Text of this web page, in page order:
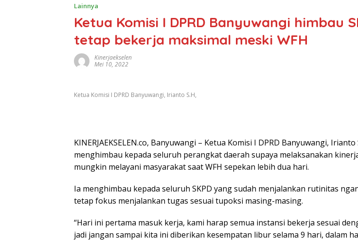
Lainnya
Ketua Komisi I DPRD Banyuwangi himbau
tetap bekerja maksimal meski WFH
Kinerjaekselen
Mei 10, 2022
Ketua Komisi I DPRD Banyuwangi, Irianto S.H,
KINERJAEKSELEN.co, Banyuwangi – Ketua Komisi I DPRD Banyuwangi, Irianto
menghimbau kepada seluruh perangkat daerah supaya melaksanakan
mungkin melayani masyarakat saat WFH sepekan lebih dua hari.
Ia menghimbau kepada seluruh SKPD yang sudah menjalankan rutinitas
tetap fokus menjalankan tugas sesuai tupoksi masing-masing.
“Hari ini pertama masuk kerja, kami harap semua instansi bekerja sesuai
jadi jangan sampai kita ini diberikan kesempatan libur selama 9 hari, dalam